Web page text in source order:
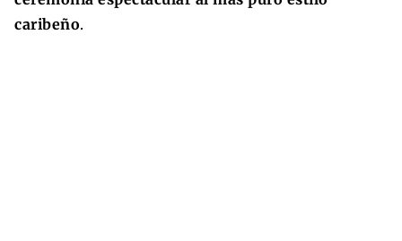
caribeño.